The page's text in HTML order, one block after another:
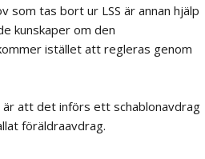
som tas bort ur LSS är annan hjälp
kunskaper om den
istället att regleras genom
är att det införs ett schablonavdrag
föräldraavdrag.